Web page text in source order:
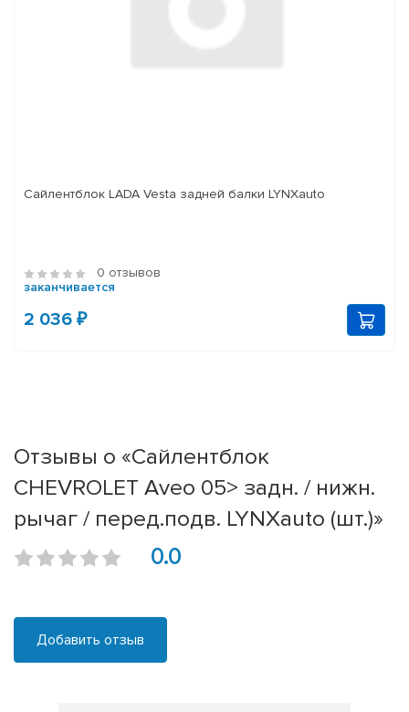
Сайлентблок LADA Vesta задней балки LYNXauto
0 отзывов
заканчивается
2 036 ₽
Отзывы о «Сайлентблок
CHEVROLET Aveo 05> задн. / нижн.
рычаг / перед.подв. LYNXauto (шт.)»
0.0
Добавить отзыв